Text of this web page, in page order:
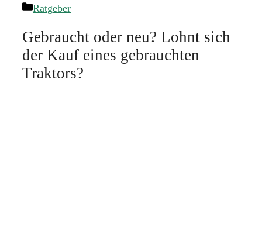
Kategorien
Ratgeber
Gebraucht oder neu? Lohnt sich
der Kauf eines gebrauchten
Traktors?